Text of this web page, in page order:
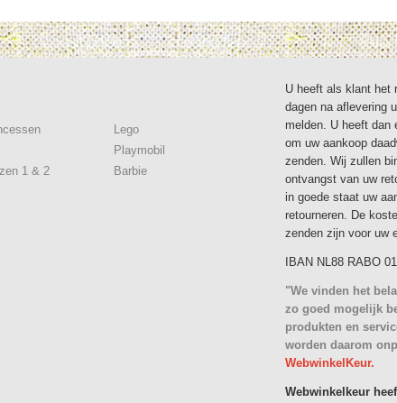
1 & 2
Lego
Playmobil
Barbie
U heeft als klant het
dagen na aflevering
melden. U heeft dan
om uw aankoop
zenden. Wij zullen
ontvangst van uw
in goede staat uw
retourneren. De
zenden zijn voor uw
IBAN NL88 RABO
"We vinden het
zo goed mogelijk
produkten en
worden daarom
WebwinkelKeur.
Webwinkelkeur